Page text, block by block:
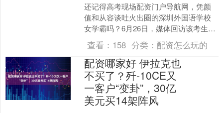
还记得高考现场配资门户导航网，凭颜
值和从容谈吐火出圈的深圳外国语学校
女学霸吗？6月26日，媒体回访该考生，
周同学称：考了692分，发挥一般，但是
达到了清北的分数....
查看： 158 分类： 配资怎么玩的
配资哪家好 伊拉克也
不买了？歼-10CE又
一客户“变卦”，30亿
美元买14架阵风